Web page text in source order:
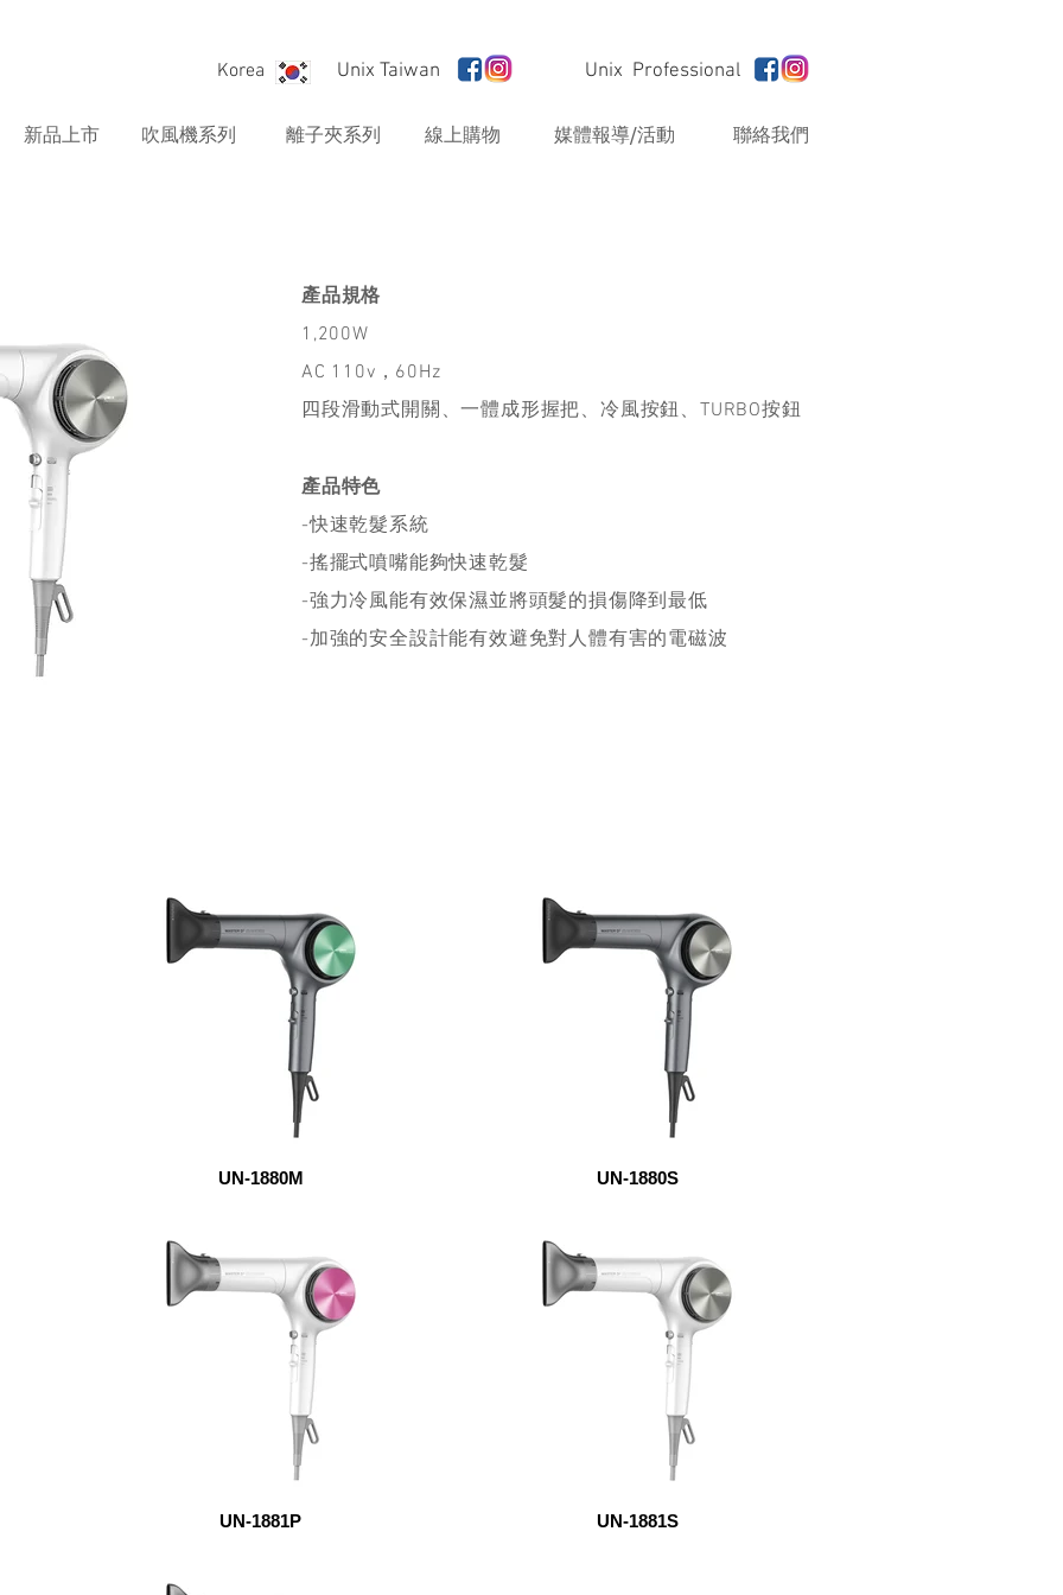
Korea Unix Taiwan Unix Professional
新品上市 吹風機系列 離子夾系列 線上購物 聯絡我們
媒體報導/活動
產品規格
1,200W
AC 110v，60Hz
四段滑動式開關、一體成形握把、冷風按鈕、TURBO按鈕
產品特色
-快速乾髮系統
-搖擺式噴嘴能夠快速乾髮
-強力冷風能有效保濕並將頭髮的損傷降到最低
-加強的安全設計能有效避免對人體有害的電磁波
UN-1880M UN-1880S
UN-1881P UN-1881S